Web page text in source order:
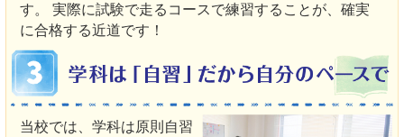
す。 実際に試験で走るコースで練習することが、確実
に合格する近道です！
当校では、学科は原則自習